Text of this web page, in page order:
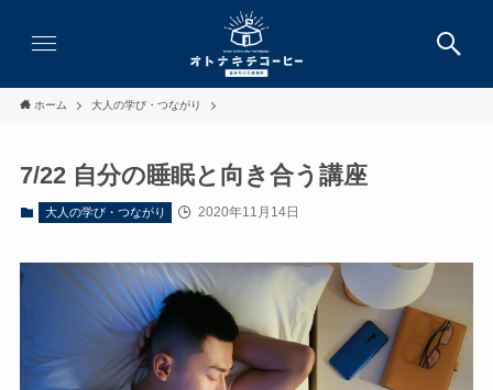
ホーム 大人の学び・つながり
7/22 自分の睡眠と向き合う講座
大人の学び・つながり 2020年11月14日